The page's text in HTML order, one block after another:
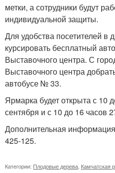
метки, а сотрудники будут
индивидуальной защиты.
Для удобства посетителей в
курсировать бесплатный
Выставочного центра. С
Выставочного центра
автобусе № 33.
Ярмарка будет открыта с 10
сентября и с 10 до 16 часов
Дополнительная
425-125.
Категории: Плодовые дерева Камчатская